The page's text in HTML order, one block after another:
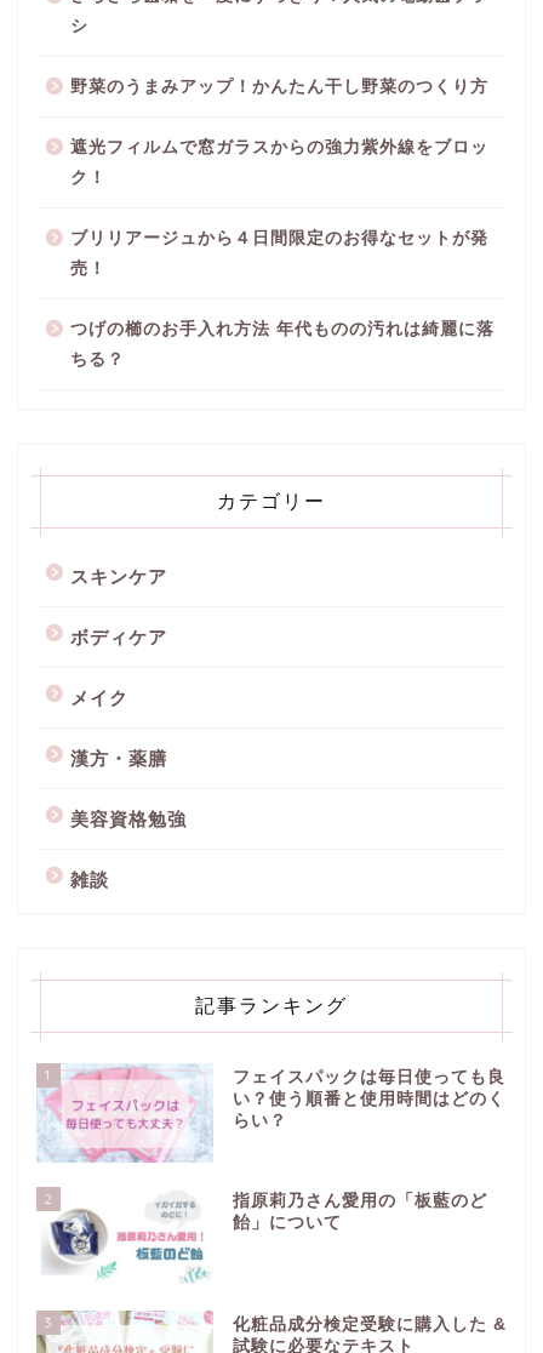
シ
野菜のうまみアップ！かんたん干し野菜のつくり方
遮光フィルムで窓ガラスからの強力紫外線をブロッ
ク！
ブリリアージュから４日間限定のお得なセットが発
売！
つげの櫛のお手入れ方法 年代ものの汚れは綺麗に落
ちる？
カテゴリー
スキンケア
ボディケア
メイク
漢方・薬膳
美容資格勉強
雑談
記事ランキング
1
フェイスパックは毎日使っても良
い？使う順番と使用時間はどのく
らい？
2
指原莉乃さん愛用の「板藍のど
飴」について
3
化粧品成分検定受験に購入した &
試験に必要なテキスト